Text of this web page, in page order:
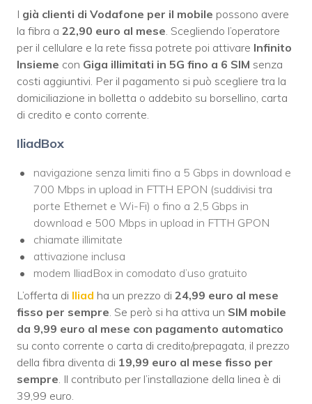
I già clienti di Vodafone per il mobile possono avere
la fibra a 22,90 euro al mese. Scegliendo l’operatore
per il cellulare e la rete fissa potrete poi attivare Infinito
Insieme con Giga illimitati in 5G fino a 6 SIM senza
costi aggiuntivi. Per il pagamento si può scegliere tra la
domiciliazione in bolletta o addebito su borsellino, carta
di credito e conto corrente.
IliadBox
navigazione senza limiti fino a 5 Gbps in download e
700 Mbps in upload in FTTH EPON (suddivisi tra
porte Ethernet e Wi-Fi) o fino a 2,5 Gbps in
download e 500 Mbps in upload in FTTH GPON
chiamate illimitate
attivazione inclusa
modem IliadBox in comodato d’uso gratuito
L’offerta di Iliad ha un prezzo di 24,99 euro al mese
fisso per sempre. Se però si ha attiva un SIM mobile
da 9,99 euro al mese con pagamento automatico
su conto corrente o carta di credito/prepagata, il prezzo
della fibra diventa di 19,99 euro al mese fisso per
sempre. Il contributo per l’installazione della linea è di
39,99 euro.